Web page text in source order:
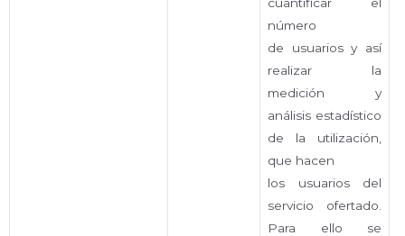
número
de usuarios y así
realizar la
medición y
análisis estadístico
de la utilización,
que hacen
los usuarios del
servicio ofertado.
Para ello se